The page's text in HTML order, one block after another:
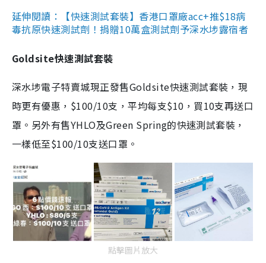
延伸閱讀：【快速測試套裝】香港口罩廠acc+推$18病
毒抗原快速測試劑！捐贈10萬盒測試劑予深水埗露宿者
Goldsite快速測試套裝
深水埗電子特賣城現正發售Goldsite快速測試套裝，現
時更有優惠，$100/10支，平均每支$10，買10支再送口
罩。另外有售YHLO及Green Spring的快速測試套裝，
一樣低至$100/10支送口罩。
點擊圖片放大